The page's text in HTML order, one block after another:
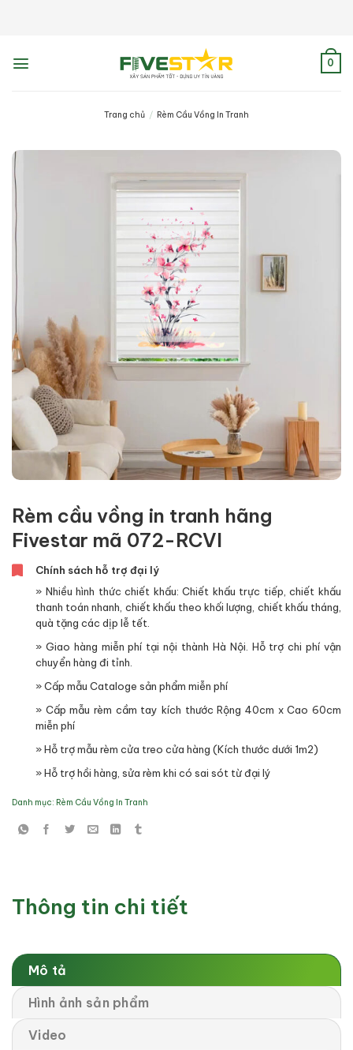
0
Trang chủ / Rèm Cầu Vồng In Tranh
Rèm cầu vồng in tranh hãng
Fivestar mã 072-RCVI
Chính sách hỗ trợ đại lý
» Nhiều hình thức chiết khấu: Chiết khấu trực tiếp, chiết khấu
thanh toán nhanh, chiết khấu theo khối lượng, chiết khấu tháng,
quà tặng các dịp lễ tết.
» Giao hàng miễn phí tại nội thành Hà Nội. Hỗ trợ chi phí vận
chuyển hàng đi tỉnh.
» Cấp mẫu Cataloge sản phẩm miễn phí
» Cấp mẫu rèm cầm tay kích thước Rộng 40cm x Cao 60cm
miễn phí
» Hỗ trợ mẫu rèm cửa treo cửa hàng (Kích thước dưới 1m2)
» Hỗ trợ hồi hàng, sửa rèm khi có sai sót từ đại lý
Danh mục: Rèm Cầu Vồng In Tranh
Thông tin chi tiết
Mô tả
Hình ảnh sản phẩm
Video